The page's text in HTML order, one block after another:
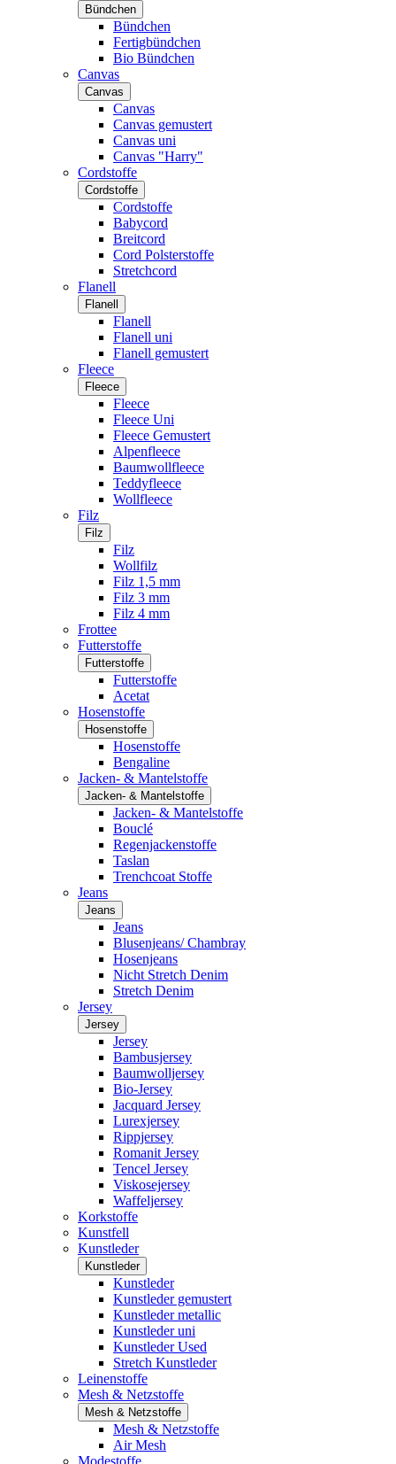
Bündchen
Bündchen
Fertigbündchen
Bio Bündchen
Canvas
Canvas
Canvas
Canvas gemustert
Canvas uni
Canvas "Harry"
Cordstoffe
Cordstoffe
Cordstoffe
Babycord
Breitcord
Cord Polsterstoffe
Stretchcord
Flanell
Flanell
Flanell
Flanell uni
Flanell gemustert
Fleece
Fleece
Fleece
Fleece Uni
Fleece Gemustert
Alpenfleece
Baumwollfleece
Teddyfleece
Wollfleece
Filz
Filz
Filz
Wollfilz
Filz 1,5 mm
Filz 3 mm
Filz 4 mm
Frottee
Futterstoffe
Futterstoffe
Futterstoffe
Acetat
Hosenstoffe
Hosenstoffe
Hosenstoffe
Bengaline
Jacken- & Mantelstoffe
Jacken- & Mantelstoffe
Jacken- & Mantelstoffe
Bouclé
Regenjackenstoffe
Taslan
Trenchcoat Stoffe
Jeans
Jeans
Jeans
Blusenjeans/ Chambray
Hosenjeans
Nicht Stretch Denim
Stretch Denim
Jersey
Jersey
Jersey
Bambusjersey
Baumwolljersey
Bio-Jersey
Jacquard Jersey
Lurexjersey
Rippjersey
Romanit Jersey
Tencel Jersey
Viskosejersey
Waffeljersey
Korkstoffe
Kunstfell
Kunstleder
Kunstleder
Kunstleder
Kunstleder gemustert
Kunstleder metallic
Kunstleder uni
Kunstleder Used
Stretch Kunstleder
Leinenstoffe
Mesh & Netzstoffe
Mesh & Netzstoffe
Mesh & Netzstoffe
Air Mesh
Modestoffe